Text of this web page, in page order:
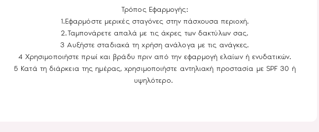
Τρόπος Εφαρμογής:
1.Εφαρμόστε μερικές σταγόνες στην πάσχουσα περιοχή.
2.Ταμπονάρετε απαλά με τις άκρες των δακτύλων σας.
3 Αυξήστε σταδιακά τη χρήση ανάλογα με τις ανάγκες.
4 Xρησιμοποιήστε πρωί και βράδυ πριν από την εφαρμογή ελαίων ή ενυδατικών.
5 Κατά τη διάρκεια της ημέρας, χρησιμοποιήστε αντηλιακή προστασία με SPF 30 ή
υψηλότερο.